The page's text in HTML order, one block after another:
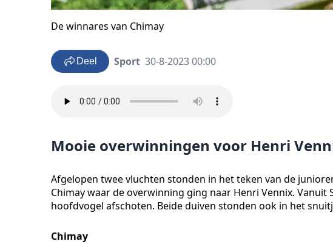
De winnares van Chimay
Deel Sport 30-8-2023 00:00
Mooie overwinningen voor Henri
Afgelopen twee vluchten stonden in het teken van de
Chimay waar de overwinning ging naar Henri Vennix. Vanuit
hoofdvogel afschoten. Beide duiven stonden ook in het
Chimay